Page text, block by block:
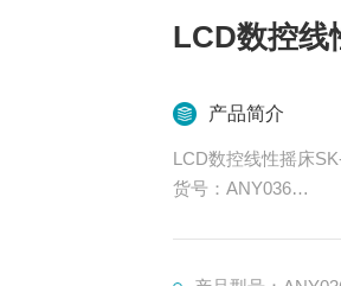
LCD数控线
产品简介
LCD数控线性摇床
货号：ANY036
双LCD屏，分别显示